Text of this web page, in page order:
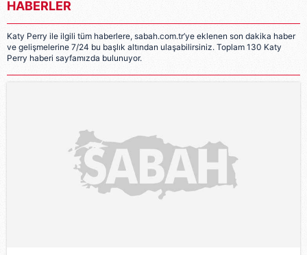
HABERLER
Katy Perry ile ilgili tüm haberlere, sabah.com.tr’ye eklenen son dakika haber
ve gelişmelerine 7/24 bu başlık altından ulaşabilirsiniz. Toplam 130 Katy
Perry haberi sayfamızda bulunuyor.